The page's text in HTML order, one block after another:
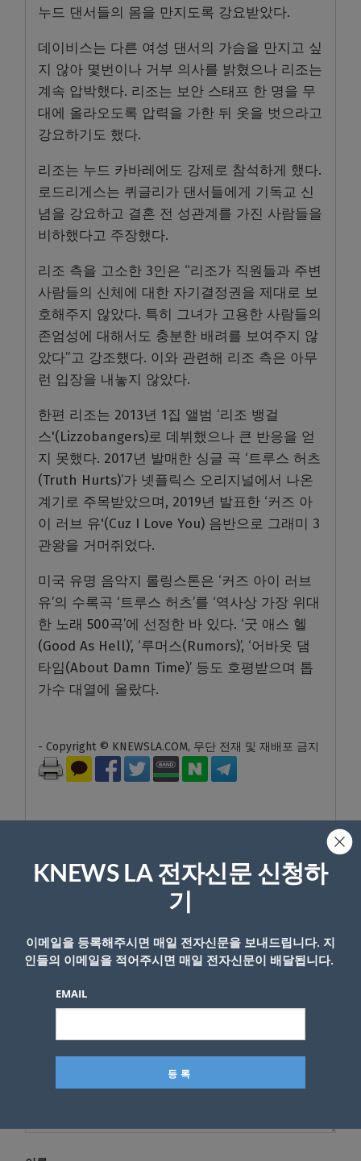
누드 댄서들의 몸을 만지도록 강요받았다.
데이비스는 다른 여성 댄서의 가슴을 만지고 싶
지 않아 몇번이나 거부 의사를 밝혔으나 리조는
계속 압박했다. 리조는 보안 스태프 한 명을 무
대에 올라오도록 압력을 가한 뒤 옷을 벗으라고
강요하기도 했다.
리조는 누드 카바레에도 강제로 참석하게 했다.
로드리게스는 퀴글리가 댄서들에게 기독교 신
념을 강요하고 결혼 전 성관계를 가진 사람들을
비하했다고 주장했다.
리조 측을 고소한 3인은 “리조가 직원들과 주변
사람들의 신체에 대한 자기결정권을 제대로 보
호해주지 않았다. 특히 그녀가 고용한 사람들의
존엄성에 대해서도 충분한 배려를 보여주지 않
았다”고 강조했다. 이와 관련해 리조 측은 아무
런 입장을 내놓지 않았다.
한편 리조는 2013년 1집 앨범 ‘리조 뱅걸
스'(Lizzobangers)로 데뷔했으나 큰 반응을 얻
지 못했다. 2017년 발매한 싱글 곡 ‘트루스 허츠
(Truth Hurts)’가 넷플릭스 오리지널에서 나온
계기로 주목받았으며, 2019년 발표한 ‘커즈 아
이 러브 유'(Cuz I Love You) 음반으로 그래미 3
관왕을 거머쥐었다.
미국 유명 음악지 롤링스톤은 ‘커즈 아이 러브
유’의 수록곡 ‘트루스 허츠’를 ‘역사상 가장 위대
한 노래 500곡’에 선정한 바 있다. ‘굿 애스 헬
(Good As Hell)’, ‘루머스(Rumors)’, ‘어바웃 댐
타임(About Damn Time)’ 등도 호평받으며 톱
가수 대열에 올랐다.
- Copyright © KNEWSLA.COM, 무단 전재 및 재배포 금지
답글 남기기
이메일 주소는 공개되지 않습니다.
댓글*
KNEWS LA 전자신문 신청하
기
이메일을 등록해주시면 매일 전자신문을 보내드립니다. 지
인들의 이메일을 적어주시면 매일 전자신문이 배달됩니다.
EMAIL